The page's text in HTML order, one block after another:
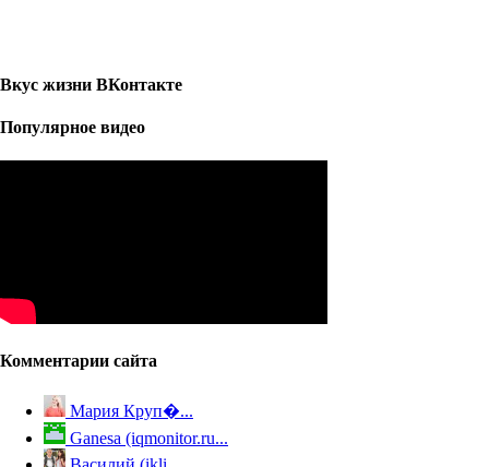
Вкус жизни ВКонтакте
Популярное видео
Комментарии сайта
Мария Круп�...
Ganesa (iqmonitor.ru...